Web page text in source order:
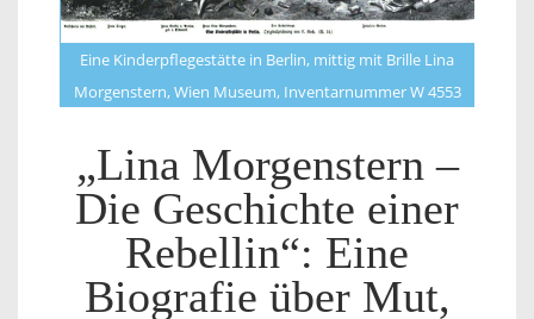
Eine Kinderpflegestätte in Berlin, mittig mit Brille Lina
Morgenstern, Wien Museum, Inventarnummer W 4553
„Lina Morgenstern –
Die Geschichte einer
Rebellin“: Eine
Biografie über Mut,